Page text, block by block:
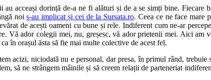
acceași dorință de-a ne fi alături și de a se simți bine.
nois-au implicat și cei de la Sursata.ro. Ceea ce ne face mare
de acești oameni cu bune și rele. Indiferent cum ne-ar
Vă ador colegii mei, nu, greșesc, vă ador prietenii mei. Aici am
în orașul ăsta să fie mai multe colective de acest fel.
acizi, niciodată nu e personal, dar presa, în primul rând,
să ne strângem mâinile și să creem relații de parteneriat